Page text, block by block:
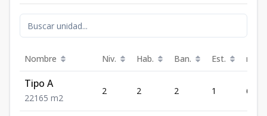
Nombre Niv. Hab. Ban. Est. m²
Tipo A
221 65 m2
2 2 2 1 65